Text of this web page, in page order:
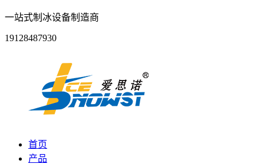
一站式制冰设备制造商
19128487930
首页
产品